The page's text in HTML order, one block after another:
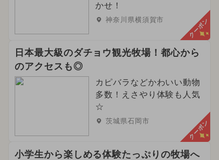
かせ！
神奈川県横須賀市 クーポン
日本最大級のダチョウ観光牧場！都心から
のアクセスも◎
カピバラなどかわいい動物
多数！えさやり体験も人気
☆
茨城県石岡市 クーポン
小学生から楽しめる体験たっぷりの牧場へ